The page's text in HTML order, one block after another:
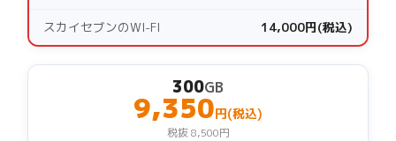
スカイセブンのWI-FI 14,000円(税込)
300GB
9,350円(税込)
税抜 8,500円